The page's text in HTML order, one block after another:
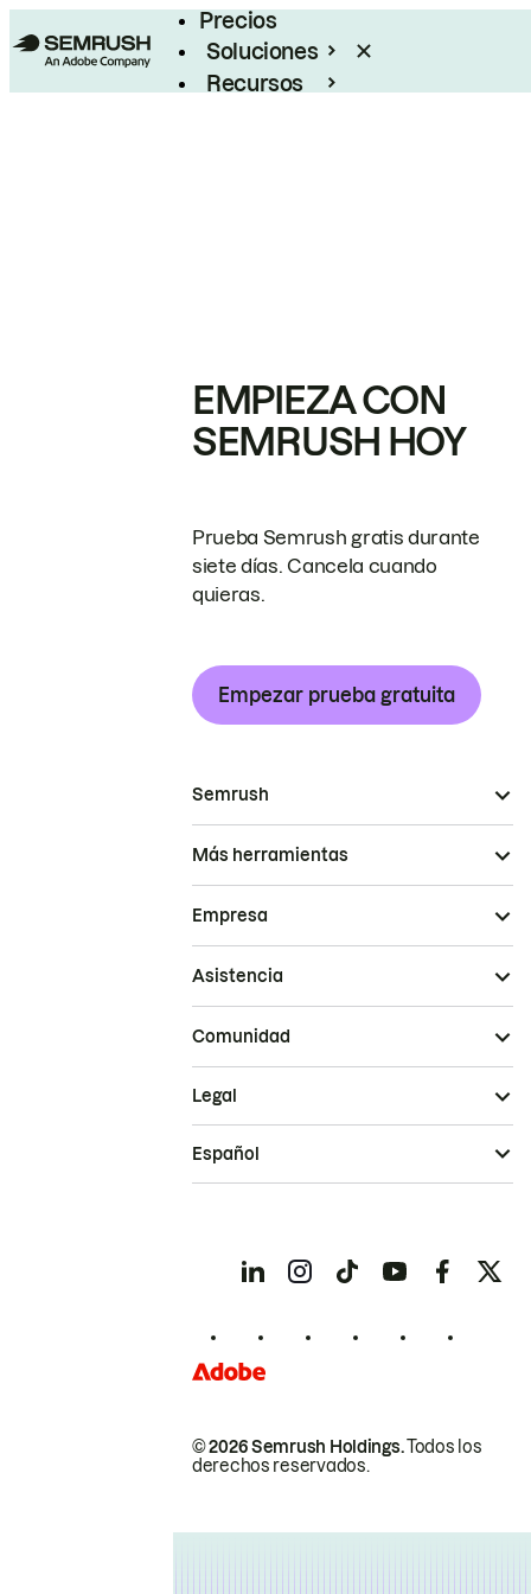
Precios
Soluciones
Recursos
EMPIEZA CON
SEMRUSH HOY
Prueba Semrush gratis durante
siete días. Cancela cuando
quieras.
Empezar prueba gratuita
Semrush
Más herramientas
Empresa
Asistencia
Comunidad
© 2026 Semrush Holdings.Todos los
derechos reservados.
Legal
Español